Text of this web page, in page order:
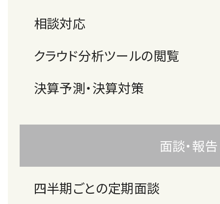
相談対応
クラウド分析ツールの閲覧
決算予測・決算対策
面談・報告
四半期ごとの定期面談